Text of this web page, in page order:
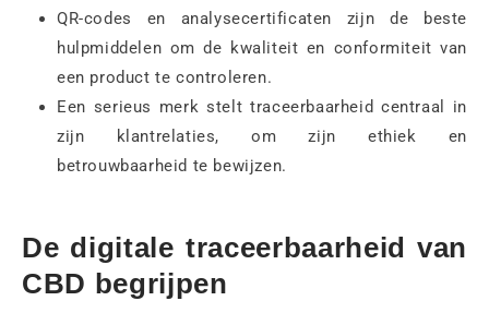
QR-codes en analysecertificaten zijn de beste
hulpmiddelen om de kwaliteit en conformiteit van
een product te controleren.
Een serieus merk stelt traceerbaarheid centraal in
zijn klantrelaties, om zijn ethiek en
betrouwbaarheid te bewijzen.
De digitale traceerbaarheid van
CBD begrijpen